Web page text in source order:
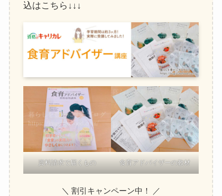
込はこちら↓↓↓
資料請求で届くもの 食育アドバイザーの教材
＼ 割引キャンペーン中！ ／